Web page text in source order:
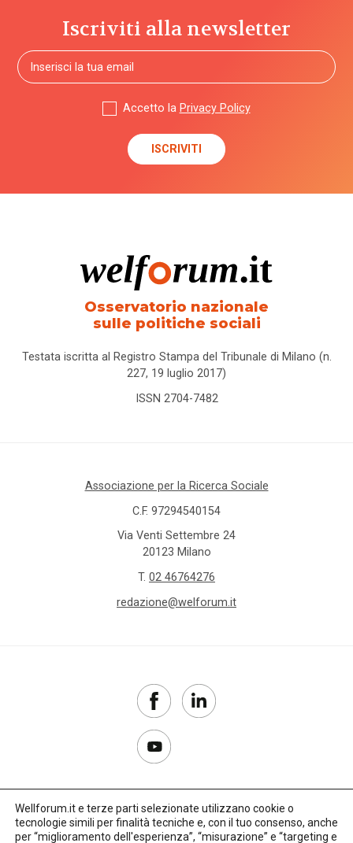
Iscriviti alla newsletter
Accetto la Privacy Policy
Osservatorio nazionale
sulle politiche sociali
Testata iscritta al Registro Stampa del Tribunale di Milano (n.
227, 19 luglio 2017)
ISSN 2704-7482
Associazione per la Ricerca Sociale
C.F. 97294540154
Via Venti Settembre 24
20123 Milano
T. 02 46764276
redazione@welforum.it
Copyright 2017–2026
Wellforum.it e terze parti selezionate utilizzano cookie o
tecnologie simili per finalità tecniche e, con il tuo consenso, anche
per “miglioramento dell'esperienza”, “misurazione” e “targeting e